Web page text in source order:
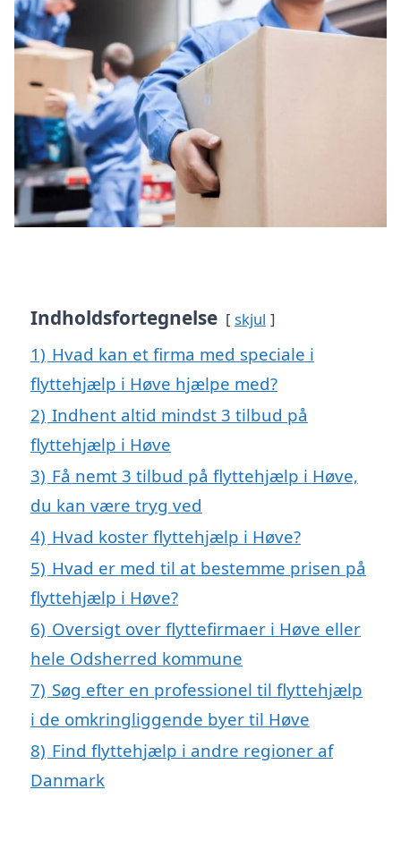
Indholdsfortegnelse skjul
1) Hvad kan et firma med speciale i
flyttehjælp i Høve hjælpe med?
2) Indhent altid mindst 3 tilbud på
flyttehjælp i Høve
3) Få nemt 3 tilbud på flyttehjælp i Høve,
du kan være tryg ved
4) Hvad koster flyttehjælp i Høve?
5) Hvad er med til at bestemme prisen på
flyttehjælp i Høve?
6) Oversigt over flyttefirmaer i Høve eller
hele Odsherred kommune
7) Søg efter en professionel til flyttehjælp
i de omkringliggende byer til Høve
8) Find flyttehjælp i andre regioner af
Danmark